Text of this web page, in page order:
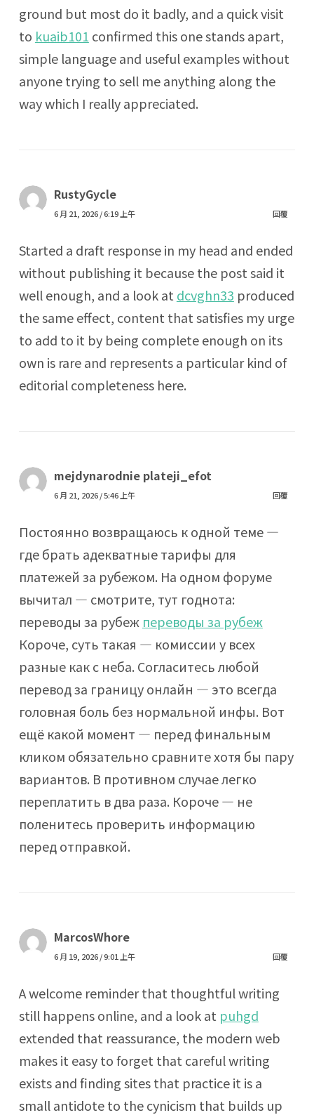
ground but most do it badly, and a quick visit
to kuaib101 confirmed this one stands apart,
simple language and useful examples without
anyone trying to sell me anything along the
way which I really appreciated.
RustyGycle
6 月 21, 2026 / 6:19 上午 回覆
Started a draft response in my head and ended
without publishing it because the post said it
well enough, and a look at dcvghn33 produced
the same effect, content that satisfies my urge
to add to it by being complete enough on its
own is rare and represents a particular kind of
editorial completeness here.
mejdynarodnie plateji_efot
6 月 21, 2026 / 5:46 上午 回覆
Постоянно возвращаюсь к одной теме —
где брать адекватные тарифы для
платежей за рубежом. На одном форуме
вычитал — смотрите, тут годнота:
переводы за рубеж переводы за рубеж
Короче, суть такая — комиссии у всех
разные как с неба. Согласитесь любой
перевод за границу онлайн — это всегда
головная боль без нормальной инфы. Вот
ещё какой момент — перед финальным
кликом обязательно сравните хотя бы пару
вариантов. В противном случае легко
переплатить в два раза. Короче — не
поленитесь проверить информацию
перед отправкой.
MarcosWhore
6 月 19, 2026 / 9:01 上午 回覆
A welcome reminder that thoughtful writing
still happens online, and a look at puhgd
extended that reassurance, the modern web
makes it easy to forget that careful writing
exists and finding sites that practice it is a
small antidote to the cynicism that builds up